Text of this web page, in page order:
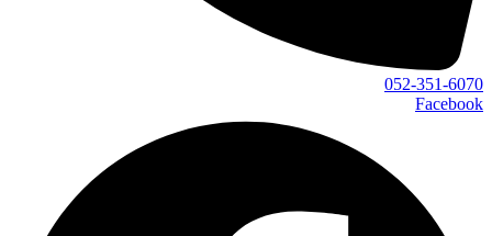
052-351-6070
Facebook